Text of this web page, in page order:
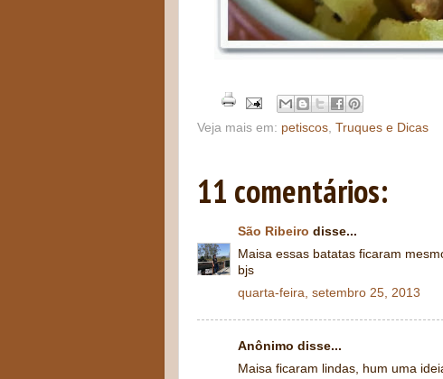
Veja mais em: petiscos Truques e Dicas
11 comentários:
São Ribeiro disse...
Maisa essas batatas ficaram
bjs
quarta-feira, setembro 25, 2013
Anônimo disse...
Maisa ficaram lindas, hum uma